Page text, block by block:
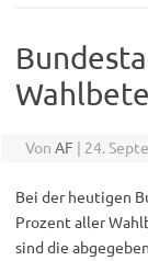
Von AF | 24.
Bei der heutigen
Prozent aller
sind die